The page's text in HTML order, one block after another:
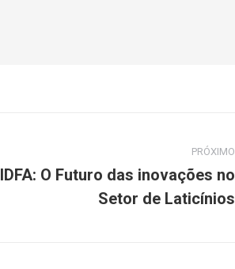
PRÓXIMO
IDFA: O Futuro das inovações no
Setor de Laticínios